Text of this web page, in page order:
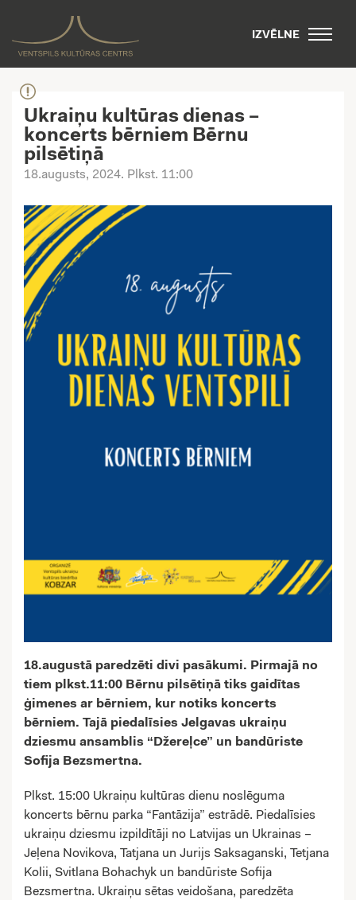
IZVĒLNE
Ukraiņu kultūras dienas –
koncerts bērniem Bērnu
pilsētiņā
18.augusts, 2024. Plkst. 11:00
18.augustā paredzēti divi pasākumi. Pirmajā no
tiem plkst.11:00 Bērnu pilsētiņā tiks gaidītas
ģimenes ar bērniem, kur notiks koncerts
bērniem. Tajā piedalīsies Jelgavas ukraiņu
dziesmu ansamblis “Džereļce” un bandūriste
Sofija Bezsmertna.
Plkst. 15:00 Ukraiņu kultūras dienu noslēguma
koncerts bērnu parka “Fantāzija” estrādē. Piedalīsies
ukraiņu dziesmu izpildītāji no Latvijas un Ukrainas –
Jeļena Novikova, Tatjana un Jurijs Saksaganski, Tetjana
Kolii, Svitlana Bohachyk un bandūriste Sofija
Bezsmertna. Ukraiņu sētas veidošana, paredzēta